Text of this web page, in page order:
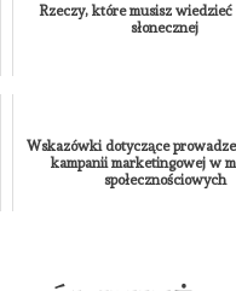
Rzeczy, które musisz wiedzieć
słonecznej
Wskazówki dotyczące
kampanii marketingowej w
społecznościowych